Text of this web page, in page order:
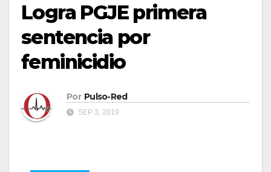
Logra PGJE primera
sentencia por
feminicidio
Por Pulso-Red
SEP 3, 2019